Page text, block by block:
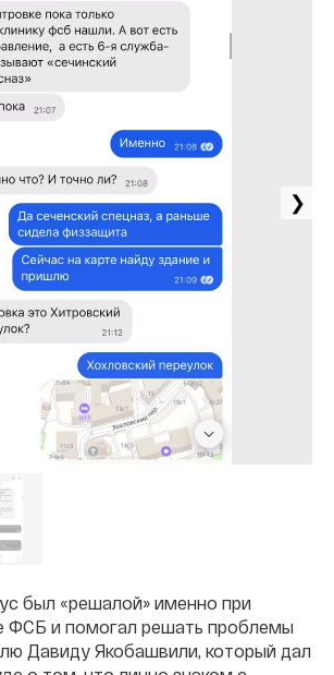
❯
был «решалой» именно при
ФСБ и помогал решать проблемы
Давиду Якобашвили, который дал